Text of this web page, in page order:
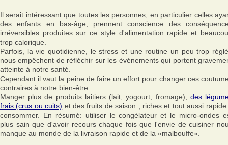
Il serait intéressant que toutes les personnes, en particulier celles
des enfants en bas-âge, prennent conscience des
irréversibles produites sur ce style d'alimentation rapide et
trop calorique.
Parfois, la vie quotidienne, le stress et une routine un peu trop
nous empêchent de réfléchir sur les événements qui portent
atteinte à notre santé.
Cependant il vaut la peine de faire un effort pour changer ces
contraires à notre bien-être.
Manger plus de produits laitiers (lait, yogourt, fromage), des
frais (crus ou cuits) et des fruits de saison , riches et tout aussi rapide
consommer. En résumé: utiliser le congélateur et le micro-ondes
plus sain que d'avoir recours chaque fois que l'envie de cuisiner
manque au monde de la livraison rapide et de la «malbouffe».